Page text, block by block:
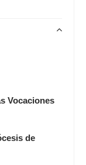
Vocaciones
de